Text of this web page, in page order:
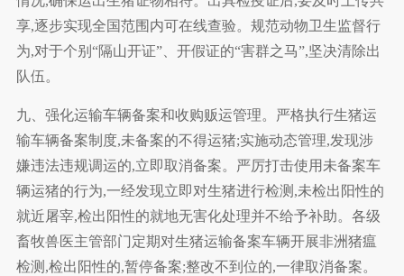
享,逐步实现全国范围内可在线查验。规范动物卫生监督行
为,对于个别“隔山开证”、开假证的“害群之马”,坚决清除出
队伍。
九、强化运输车辆备案和收购贩运管理。严格执行生猪运
输车辆备案制度,未备案的不得运猪;实施动态管理,发现涉
嫌违法违规调运的,立即取消备案。严厉打击使用未备案车
辆运猪的行为,一经发现立即对生猪进行检测,未检出阳性的
就近屠宰,检出阳性的就地无害化处理并不给予补助。各级
畜牧兽医主管部门定期对生猪运输备案车辆开展非洲猪瘟
检测,检出阳性的,暂停备案;整改不到位的,一律取消备案。